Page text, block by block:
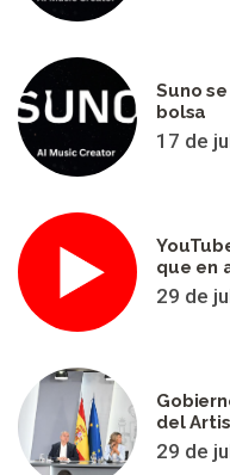
Suno
bolsa
17 de
que en
29 de
del
29 de